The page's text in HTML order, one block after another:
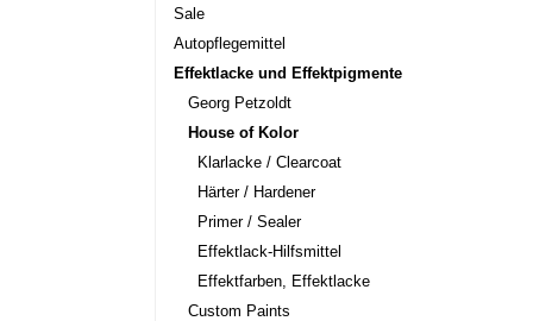
Sale
Autopflegemittel
Effektlacke und Effektpigmente
Georg Petzoldt
House of Kolor
Klarlacke / Clearcoat
Härter / Hardener
Primer / Sealer
Effektlack-Hilfsmittel
Effektfarben, Effektlacke
Custom Paints